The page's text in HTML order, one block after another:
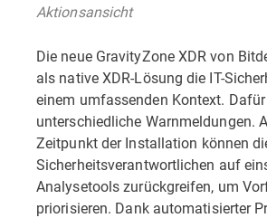
Aktionsansicht
Die neue GravityZone XDR von
als native XDR-Lösung die IT-
einem umfassenden Kontext.
unterschiedliche Warnmeldungen.
Zeitpunkt der Installation können
Sicherheitsverantwortlichen auf
Analysetools zurückgreifen, um
priorisieren. Dank automatisierter